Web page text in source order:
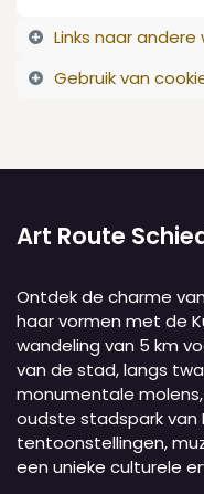
Links naar
Gebruik van
Art Route
Ontdek de charme
haar vormen met de
wandeling van 5 km
van de stad, langs
monumentale
oudste stadspark van
tentoonstellingen,
een unieke culturele